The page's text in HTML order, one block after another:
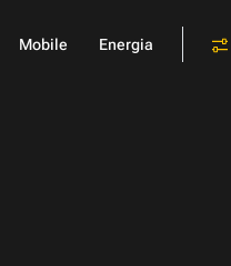
Mobile Energia